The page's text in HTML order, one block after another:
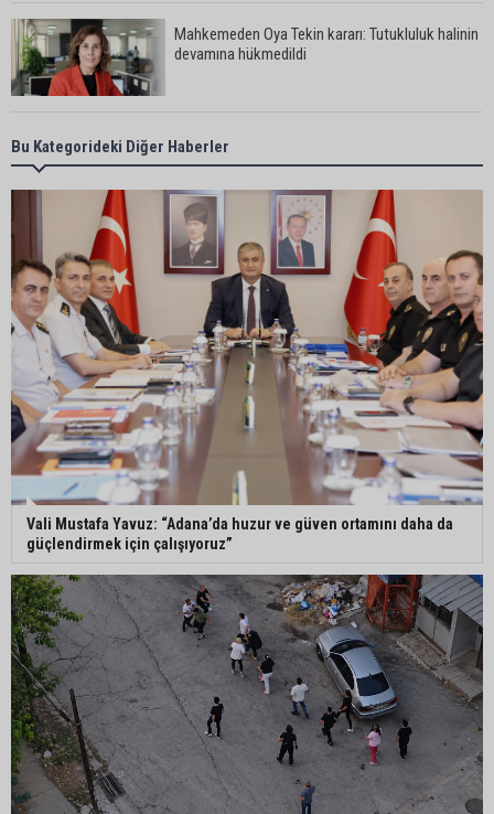
Mahkemeden Oya Tekin kararı: Tutukluluk halinin
devamına hükmedildi
Adana’da taziye evinde silahlı kavga kamerada:
Çok sayıda polis ekibi olay yerine sevk edildi
Adana’da parktaki OED cihazını çalan şüpheli
tutuklandı
Seyhan’da fırın ve pastanelere hijyen denetimi
gerçekleştirildi
Eski polis memuru Ergün Karakaya’nın
öldürüldüğü silahlı kavganın görüntüleri ortaya
çıktı
İmamoğlu’nda hijyen ve etiket kontrolü
Mustafa Özkan: "Yüreğir Belediye Başkan
Vekilliği seçimine ilişkin hukuki süreç başlatıldı"
Bu Kategorideki Diğer Haberler
Vali Mustafa Yavuz: “Adana’da huzur ve güven ortamını daha da
güçlendirmek için çalışıyoruz”